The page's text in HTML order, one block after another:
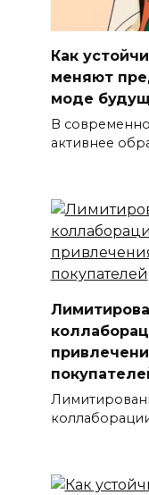
Как
меняют
моде
В
активнее